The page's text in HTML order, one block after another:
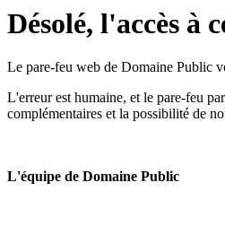
Désolé, l'accès à
Le pare-feu web de Domaine Public
L'erreur est humaine, et le pare-feu
complémentaires et la possibilité de
L'équipe de Domaine Public